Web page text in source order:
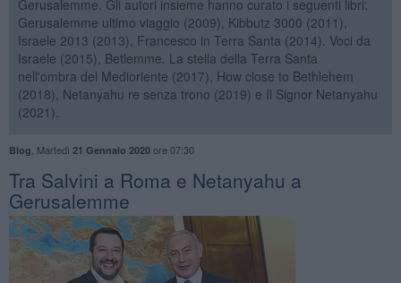
Gerusalemme. Gli autori insieme hanno curato i seguenti libri:
Gerusalemme ultimo viaggio (2009), Kibbutz 3000 (2011),
Israele 2013 (2013), Francesco in Terra Santa (2014). Voci da
Israele (2015), Betlemme. La stella della Terra Santa
nell'ombra del Medioriente (2017), How close to Bethlehem
(2018), Netanyahu re senza trono (2019) e Il Signor Netanyahu
(2021).
Blog Martedì 21 Gennaio 2020ore 07:30
Tra Salvini a Roma e Netanyahu a
Gerusalemme